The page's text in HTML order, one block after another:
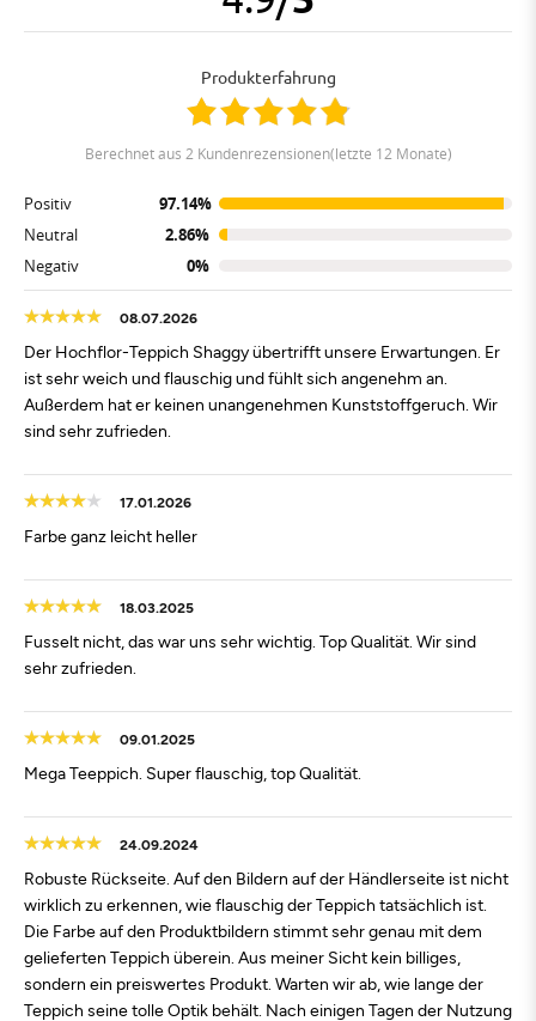
Produkterfahrung
berechnet aus 2 Kundenrezensionen(letzte 12 Monate)
Positiv
97.14%
Neutral
2.86%
Negativ
0%
08.07.2026
Der Hochflor-Teppich Shaggy übertrifft unsere Erwartungen. Er
ist sehr weich und flauschig und fühlt sich angenehm an.
Außerdem hat er keinen unangenehmen Kunststoffgeruch. Wir
sind sehr zufrieden.
17.01.2026
Farbe ganz leicht heller
18.03.2025
Fusselt nicht, das war uns sehr wichtig. Top Qualität. Wir sind
sehr zufrieden.
09.01.2025
Mega Teeppich. Super flauschig, top Qualität.
24.09.2024
Robuste Rückseite. Auf den Bildern auf der Händlerseite ist nicht
wirklich zu erkennen, wie flauschig der Teppich tatsächlich ist.
Die Farbe auf den Produktbildern stimmt sehr genau mit dem
gelieferten Teppich überein. Aus meiner Sicht kein billiges,
sondern ein preiswertes Produkt. Warten wir ab, wie lange der
Teppich seine tolle Optik behält. Nach einigen Tagen der Nutzung